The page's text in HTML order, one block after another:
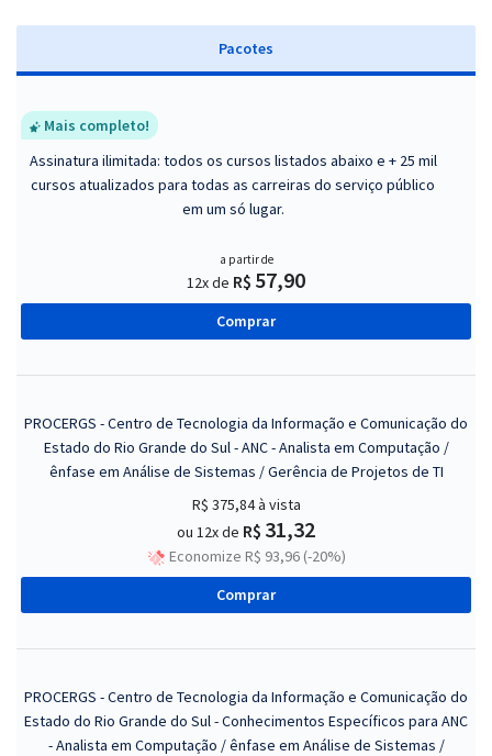
Pacotes
Mais completo!
Assinatura ilimitada: todos os cursos listados abaixo e + 25 mil
cursos atualizados para todas as carreiras do serviço público
em um só lugar.
a partir de
12x de R$ 57,90
Comprar
PROCERGS - Centro de Tecnologia da Informação e Comunicação do
Estado do Rio Grande do Sul - ANC - Analista em Computação /
ênfase em Análise de Sistemas / Gerência de Projetos de TI
R$ 375,84à vista
ou 12x de R$ 31,32
Economize R$ 93,96 (-20%)
Comprar
PROCERGS - Centro de Tecnologia da Informação e Comunicação do
Estado do Rio Grande do Sul - Conhecimentos Específicos para ANC
- Analista em Computação / ênfase em Análise de Sistemas /